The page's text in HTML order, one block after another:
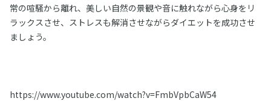
常の喧騒から離れ、美しい自然の景観や音に触れながら心身をリ
ラックスさせ、ストレスも解消させながらダイエットを成功させ
ましょう。
https://www.youtube.com/watch?v=FmbVpbCaW54